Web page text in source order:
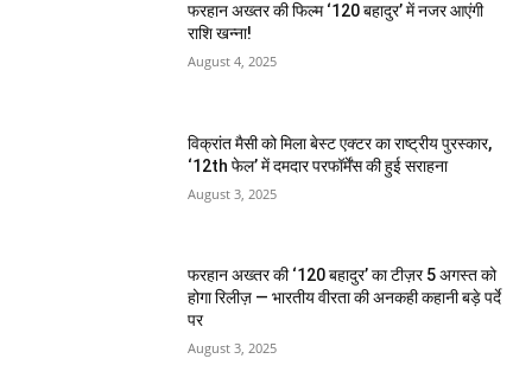
फरहान अख्तर की फिल्म ‘120 बहादुर’ में नजर आएंगी
राशि खन्ना!
August 4, 2025
विक्रांत मैसी को मिला बेस्ट एक्टर का राष्ट्रीय पुरस्कार,
‘12th फेल’ में दमदार परफॉर्मेंस की हुई सराहना
August 3, 2025
फरहान अख्तर की ‘120 बहादुर’ का टीज़र 5 अगस्त को
होगा रिलीज़ — भारतीय वीरता की अनकही कहानी बड़े पर्दे
पर
August 3, 2025